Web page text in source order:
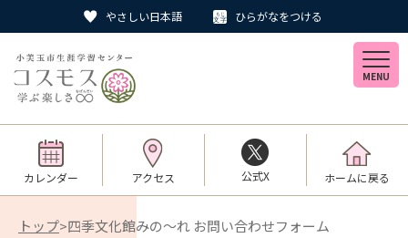
やさしい日本語 ひらがなをつける
MENU
カレンダー アクセス 公式X ホームに戻る
トップ>四季文化館みの～れ お問い合わせフォーム